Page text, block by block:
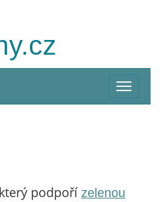
menu
podpoří zelenou